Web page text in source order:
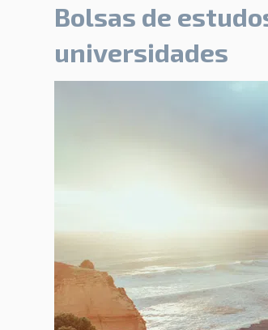
Bolsas de
universidades